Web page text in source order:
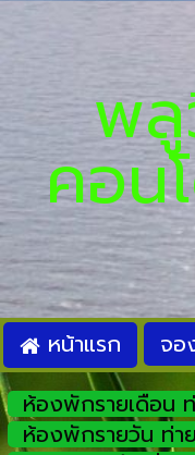
โร
พ
คอ
หน้าแรก จอ
ห้องพักรายเดือน
ห้องพักรายวัน ท่า